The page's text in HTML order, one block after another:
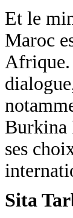
Et le
Maroc
Afrique.
Burkina
ses
Sita